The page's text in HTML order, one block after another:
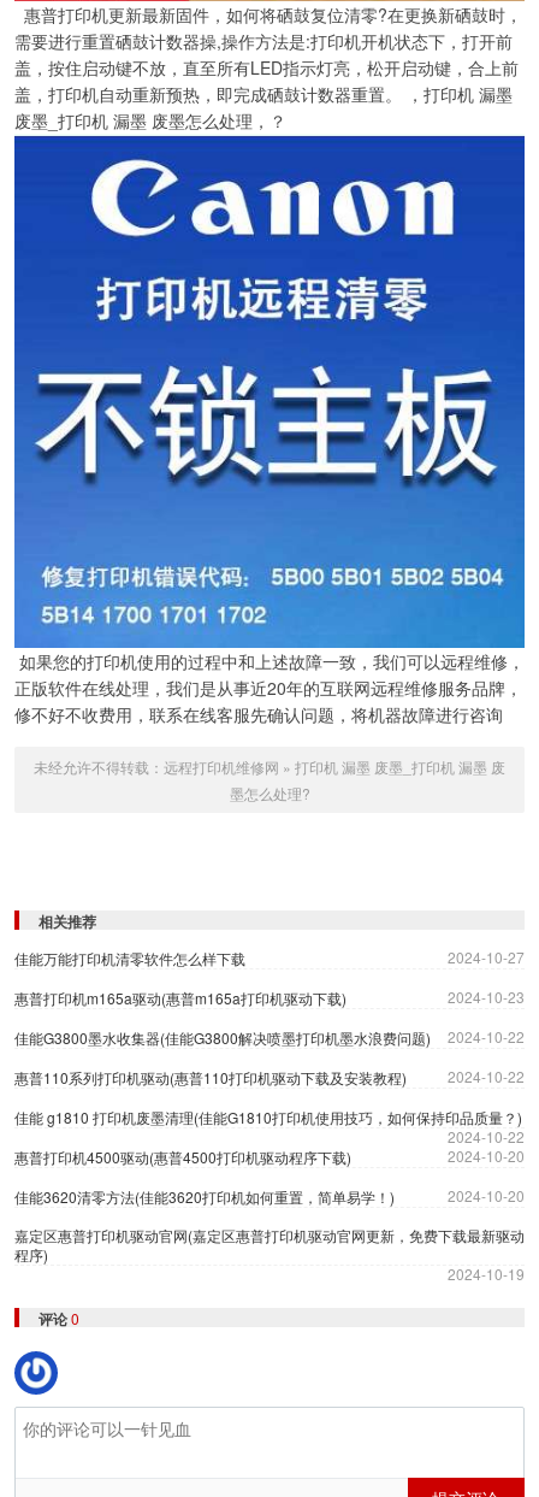
惠普打印机更新最新固件，如何将硒鼓复位清零?在更换新硒鼓时，
需要进行重置硒鼓计数器操,操作方法是:打印机开机状态下，打开前
盖，按住启动键不放，直至所有LED指示灯亮，松开启动键，合上前
盖，打印机自动重新预热，即完成硒鼓计数器重置。 ，打印机 漏墨
废墨_打印机 漏墨 废墨怎么处理，？
如果您的打印机使用的过程中和上述故障一致，我们可以远程维修，
正版软件在线处理，我们是从事近20年的互联网远程维修服务品牌，
修不好不收费用，联系在线客服先确认问题，将机器故障进行咨询
未经允许不得转载： 远程打印机维修网 » 打印机 漏墨 废墨_打印机 漏墨 废
墨怎么处理?
相关推荐
佳能万能打印机清零软件怎么样下载
2024-10-27
惠普打印机m165a驱动(惠普m165a打印机驱动下载)
2024-10-23
佳能G3800墨水收集器(佳能G3800解决喷墨打印机墨水浪费问题)
2024-10-22
惠普110系列打印机驱动(惠普110打印机驱动下载及安装教程)
2024-10-22
佳能 g1810 打印机废墨清理(佳能G1810打印机使用技巧，如何保持印品质量？)
2024-10-22
惠普打印机4500驱动(惠普4500打印机驱动程序下载)
2024-10-20
佳能3620清零方法(佳能3620打印机如何重置，简单易学！)
2024-10-20
嘉定区惠普打印机驱动官网(嘉定区惠普打印机驱动官网更新，免费下载最新驱动
程序)
2024-10-19
评论0